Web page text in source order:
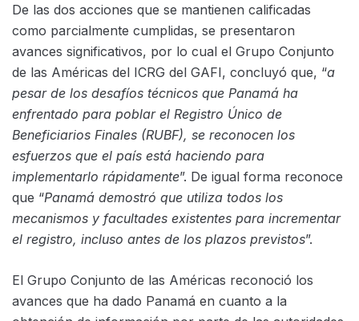
De las dos acciones que se mantienen calificadas
como parcialmente cumplidas, se presentaron
avances significativos, por lo cual el Grupo Conjunto
de las Américas del ICRG del GAFI, concluyó que, “a
pesar de los desafíos técnicos que Panamá ha
enfrentado para poblar el Registro Único de
Beneficiarios Finales (RUBF), se reconocen los
esfuerzos que el país está haciendo para
implementarlo rápidamente”. De igual forma reconoce
que “Panamá demostró que utiliza todos los
mecanismos y facultades existentes para incrementar
el registro, incluso antes de los plazos previstos”.
El Grupo Conjunto de las Américas reconoció los
avances que ha dado Panamá en cuanto a la